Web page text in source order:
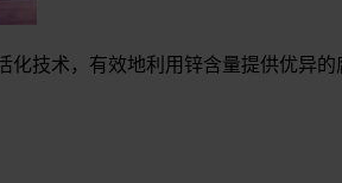
化技术，有效地利用锌含量提供优异